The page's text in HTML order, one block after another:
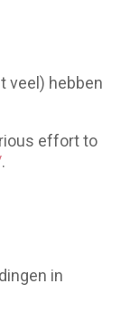
veel) hebben
effort to
.
in